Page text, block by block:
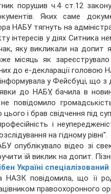
порушив ч.4 ст.12 закону
Яких саме
НАБУ тягнуть на
інтересів у діях
яку викликали на
місяць як
до е-декларації головою
у Фейсбуці, що
до НАБУ, бачила в
повідомило
і брав свідчення під
і
на гідному рівні".
опублікувало відео зі
їй виклик на допит.
Україні
НАЗК повідомила, що її
правоохоронного